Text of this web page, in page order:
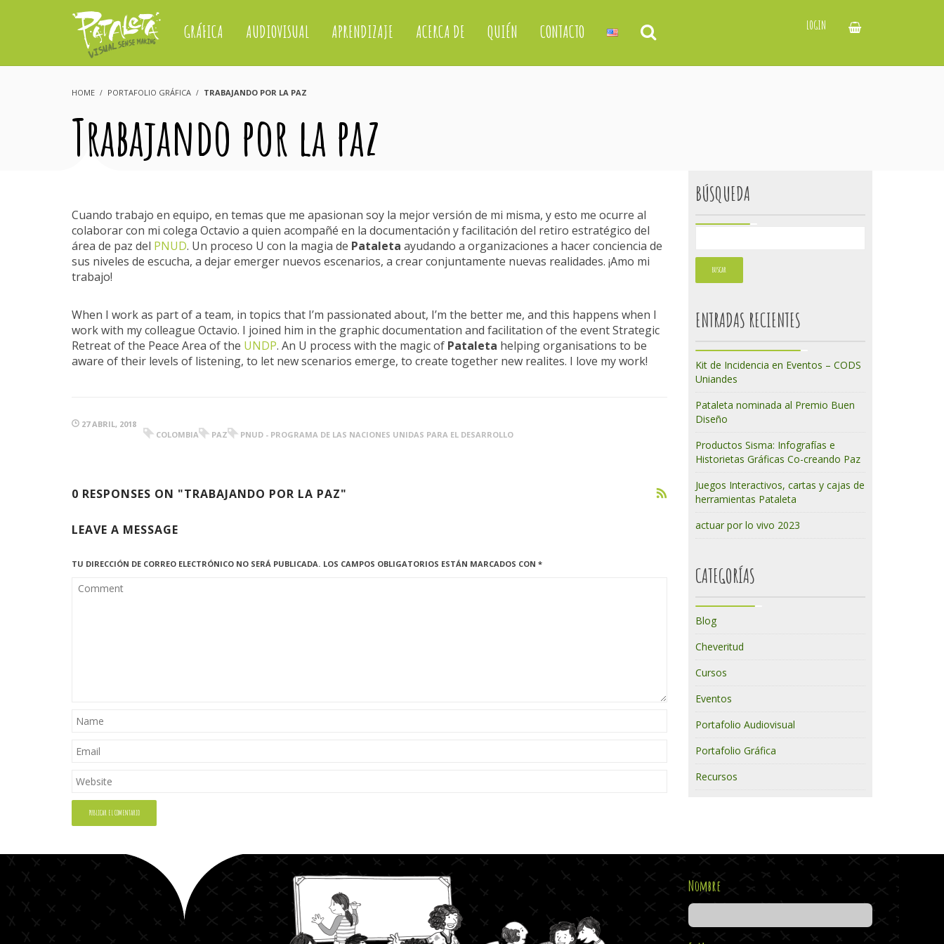
GRÁFICA AUDIOVISUAL APRENDIZAJE ACERCA DE QUIÉN CONTACTO LOGIN
HOME PORTAFOLIO GRÁFICA TRABAJANDO POR LA PAZ
Trabajando por la paz
Cuando trabajo en equipo, en temas que me apasionan soy la mejor versión de mi misma, y esto me ocurre al
colaborar con mi colega Octavio a quien acompañé en la documentación y facilitación del retiro estratégico del
área de paz del PNUD. Un proceso U con la magia de Pataleta ayudando a organizaciones a hacer conciencia de
sus niveles de escucha, a dejar emerger nuevos escenarios, a crear conjuntamente nuevas realidades. ¡Amo mi
trabajo!
When I work as part of a team, in topics that I’m passionated about, I’m the better me, and this happens when I
work with my colleague Octavio. I joined him in the graphic documentation and facilitation of the event Strategic
Retreat of the Peace Area of the UNDP. An U process with the magic of Pataleta helping organisations to be
aware of their levels of listening, to let new scenarios emerge, to create together new realites. I love my work!
27 ABRIL, 2018
COLOMBIA
PAZ PNUD - PROGRAMA DE LAS NACIONES UNIDAS PARA EL DESARROLLO
0 RESPONSES ON "TRABAJANDO POR LA PAZ"
LEAVE A MESSAGE
TU DIRECCIÓN DE CORREO ELECTRÓNICO NO SERÁ PUBLICADA. LOS CAMPOS OBLIGATORIOS ESTÁN MARCADOS CON *
BÚSQUEDA
ENTRADAS RECIENTES
Kit de Incidencia en Eventos – CODS
Uniandes
Pataleta nominada al Premio Buen
Diseño
Productos Sisma: Infografías e
Historietas Gráficas Co-creando Paz
Juegos Interactivos, cartas y cajas de
herramientas Pataleta
actuar por lo vivo 2023
CATEGORÍAS
Blog
Cheveritud
Cursos
Eventos
Portafolio Audiovisual
Portafolio Gráfica
Recursos
Nombre